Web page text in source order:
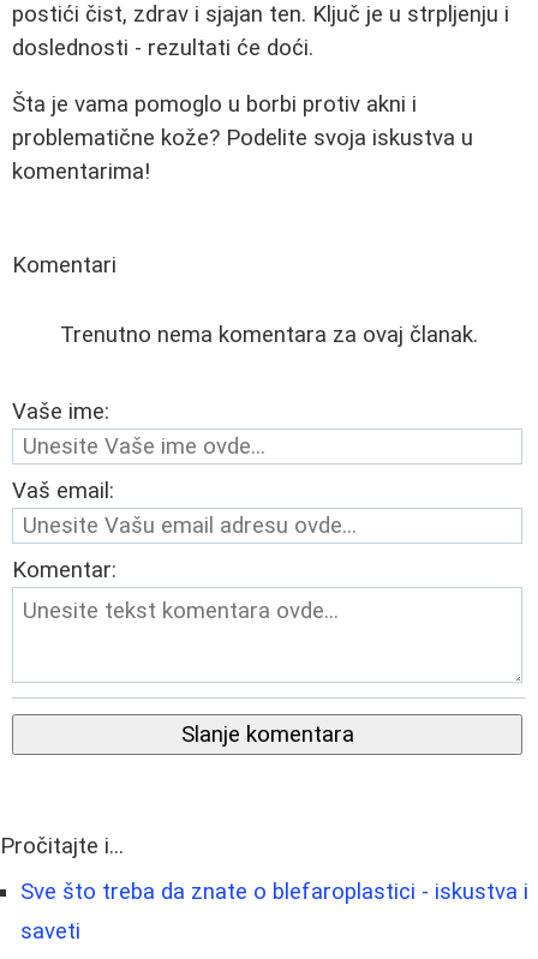
postići čist, zdrav i sjajan ten. Ključ je u strpljenju i
doslednosti - rezultati će doći.
Šta je vama pomoglo u borbi protiv akni i
problematične kože? Podelite svoja iskustva u
komentarima!
Komentari
Trenutno nema komentara za ovaj članak.
Vaše ime:
Vaš email:
Komentar:
Slanje komentara
Pročitajte i...
Sve što treba da znate o blefaroplastici - iskustva i
saveti